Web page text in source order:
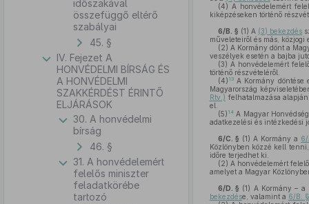
időszakával
összefüggő eltérő
szabályai
45. §
IV. Fejezet A
HONVÉDELMI BÍRSÁG ÉS
A HONVÉDELMI
SZAKKÉRDÉST ÉRINTŐ
ELJÁRÁSOK
30. A honvédelmi
bírság
46. §
31. A honvédelemért
felelős miniszter
feladatkörébe
tartozó
(4) A honvédelemért
kiképzéseken történő
6/B. § (1) A (3) bekezdés
műveleteiről és más, közjogi
(2) A Kormány dönt a
veszélyek esetén a bajba
(3) A honvédelemért
történő részvételéről.
(4) 13A Kormány döntése
Magyarország
Rtv.) felhatalmazása
el.
(5) 14A Magyar
adatkezelési és intézkedési
6/C. § (1) A Kormány a
Közlönyben közzé kell
időre terjedhet ki.
(2) A honvédelemért
amelyet a Magyar
6/D. § (1) A Kormány – a
bekezdése, valamint a 6/B.